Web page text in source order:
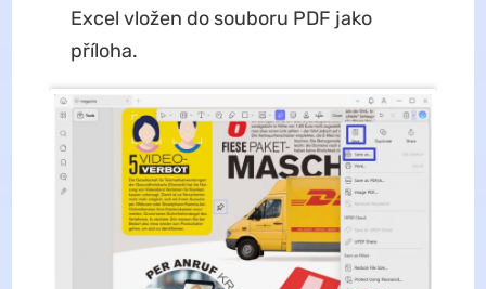
Excel vložen do souboru PDF jako
příloha.